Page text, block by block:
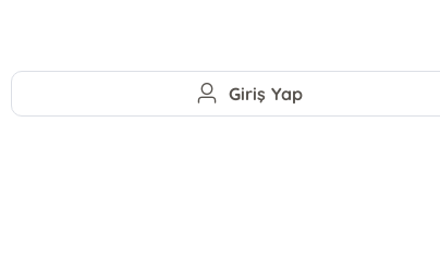
Giriş Yap